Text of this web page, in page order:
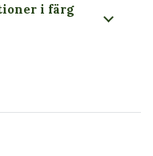
i färg